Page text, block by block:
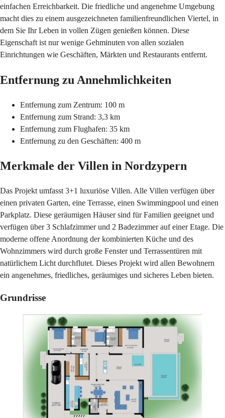
einfachen Erreichbarkeit. Die friedliche und angenehme Umgebung
macht dies zu einem ausgezeichneten familienfreundlichen Viertel, in
dem Sie Ihr Leben in vollen Zügen genießen können. Diese
Eigenschaft ist nur wenige Gehminuten von allen sozialen
Einrichtungen wie Geschäften, Märkten und Restaurants entfernt.
Entfernung zu Annehmlichkeiten
Entfernung zum Zentrum: 100 m
Entfernung zum Strand: 3,3 km
Entfernung zum Flughafen: 35 km
Entfernung zu den Geschäften: 400 m
Merkmale der Villen in Nordzypern
Das Projekt umfasst 3+1 luxuriöse Villen. Alle Villen verfügen über
einen privaten Garten, eine Terrasse, einen Swimmingpool und einen
Parkplatz. Diese geräumigen Häuser sind für Familien geeignet und
verfügen über 3 Schlafzimmer und 2 Badezimmer auf einer Etage. Die
moderne offene Anordnung der kombinierten Küche und des
Wohnzimmers wird durch große Fenster und Terrassentüren mit
natürlichem Licht durchflutet. Dieses Projekt wird allen Bewohnern
ein angenehmes, friedliches, geräumiges und sicheres Leben bieten.
Grundrisse